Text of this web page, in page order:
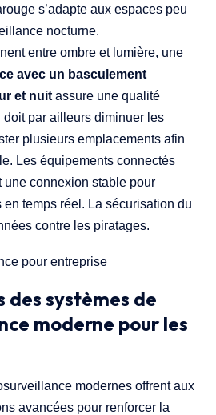
s’adapte aux espaces peu
nocturne.
entre ombre et lumière, une
avec un basculement
et nuit assure une qualité
doit par ailleurs diminuer les
plusieurs emplacements afin
Les équipements connectés
une connexion stable pour
temps réel. La sécurisation du
contre les piratages.
des systèmes de
moderne pour les
modernes offrent aux
avancées pour renforcer la